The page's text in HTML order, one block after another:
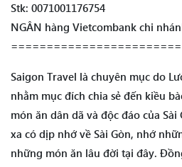
Stk: 0071001176754
NGÂN hàng Vietcombank chi
Saigon Travel là chuyên mục do
nhằm mục đích chia sẻ đến kiều
món ăn dân dã và độc đáo của
xa có dịp nhớ về Sài Gòn, nhớ
những món ăn lâu đời tại đây.